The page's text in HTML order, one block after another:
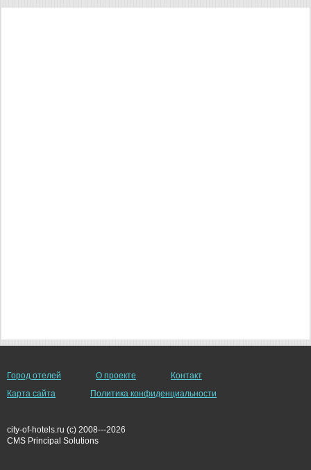
Город отелей О проекте
Контакт
Карта сайта
Политика конфиденциальности
city-of-hotels.ru (c) 2008---2026
СMS Principal Solutions